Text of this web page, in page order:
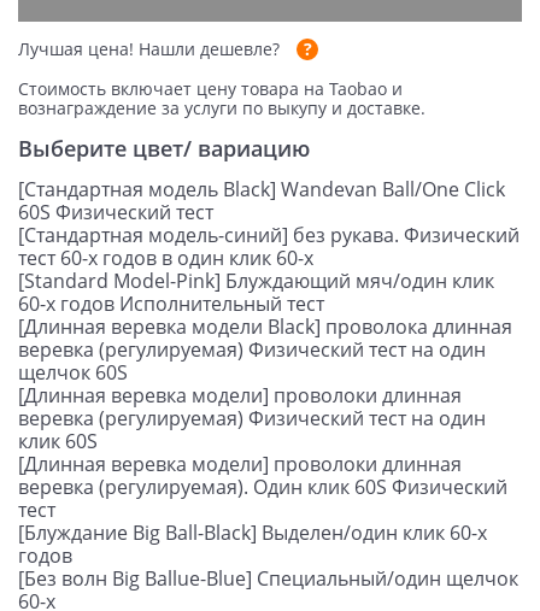
Лучшая цена! Нашли дешевле?
Стоимость включает цену товара на Taobao и
вознаграждение за услуги по выкупу и доставке.
Выберите цвет/ вариацию
[Стандартная модель Black] Wandevan Ball/One Click
60S Физический тест
[Стандартная модель-синий] без рукава. Физический
тест 60-х годов в один клик 60-х
[Standard Model-Pink] Блуждающий мяч/один клик
60-х годов Исполнительный тест
[Длинная веревка модели Black] проволока длинная
веревка (регулируемая) Физический тест на один
щелчок 60S
[Длинная веревка модели] проволоки длинная
веревка (регулируемая) Физический тест на один
клик 60S
[Длинная веревка модели] проволоки длинная
веревка (регулируемая). Один клик 60S Физический
тест
[Блуждание Big Ball-Black] Выделен/один клик 60-х
годов
[Без волн Big Ballue-Blue] Специальный/один щелчок
60-х